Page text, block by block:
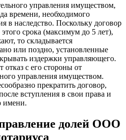
управления имуществом,
времени, необходимого
в наследство. Поскольку договор
срока (максимум до 5 лет),
то складывается
или поздно, установленные
издержки управляющего.
отказ с его стороны от
управления имуществом.
прекратить договор,
вступления в свои права и
имени.
долей ООО